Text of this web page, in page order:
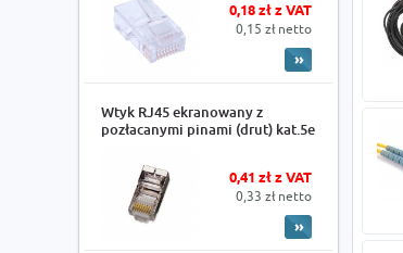
0,18 zł z VAT
0,15 zł netto
Wtyk RJ45 ekranowany z
pozłacanymi pinami (drut) kat.5e
0,41 zł z VAT
0,33 zł netto